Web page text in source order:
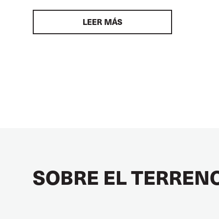
LEER MÁS
SOBRE EL